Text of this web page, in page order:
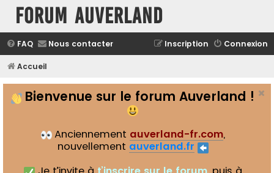
Forum Auverland
FAQ Nous contacter Connexion
Inscription
Accueil
Bienvenue sur le forum Auverland !
Anciennement auverland-fr.com,
nouvellement auverland.fr